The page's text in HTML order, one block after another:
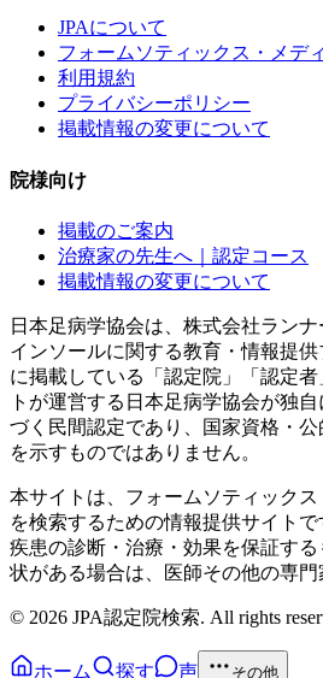
JPAについて
フォームソティックス・メデ
利用規約
プライバシーポリシー
掲載情報の変更について
院様向け
掲載のご案内
治療家の先生へ｜認定コース
掲載情報の変更について
日本足病学協会は、株式会社ラン
インソールに関する教育・情報提
に掲載している「認定院」「認定
トが運営する日本足病学協会が独
づく民間認定であり、国家資格・
を示すものではありません。
本サイトは、フォームソティック
を検索するための情報提供サイト
疾患の診断・治療・効果を保証す
状がある場合は、医師その他の専門
© 2026 JPA認定院検索. All rights
ホーム 探す 声 その他